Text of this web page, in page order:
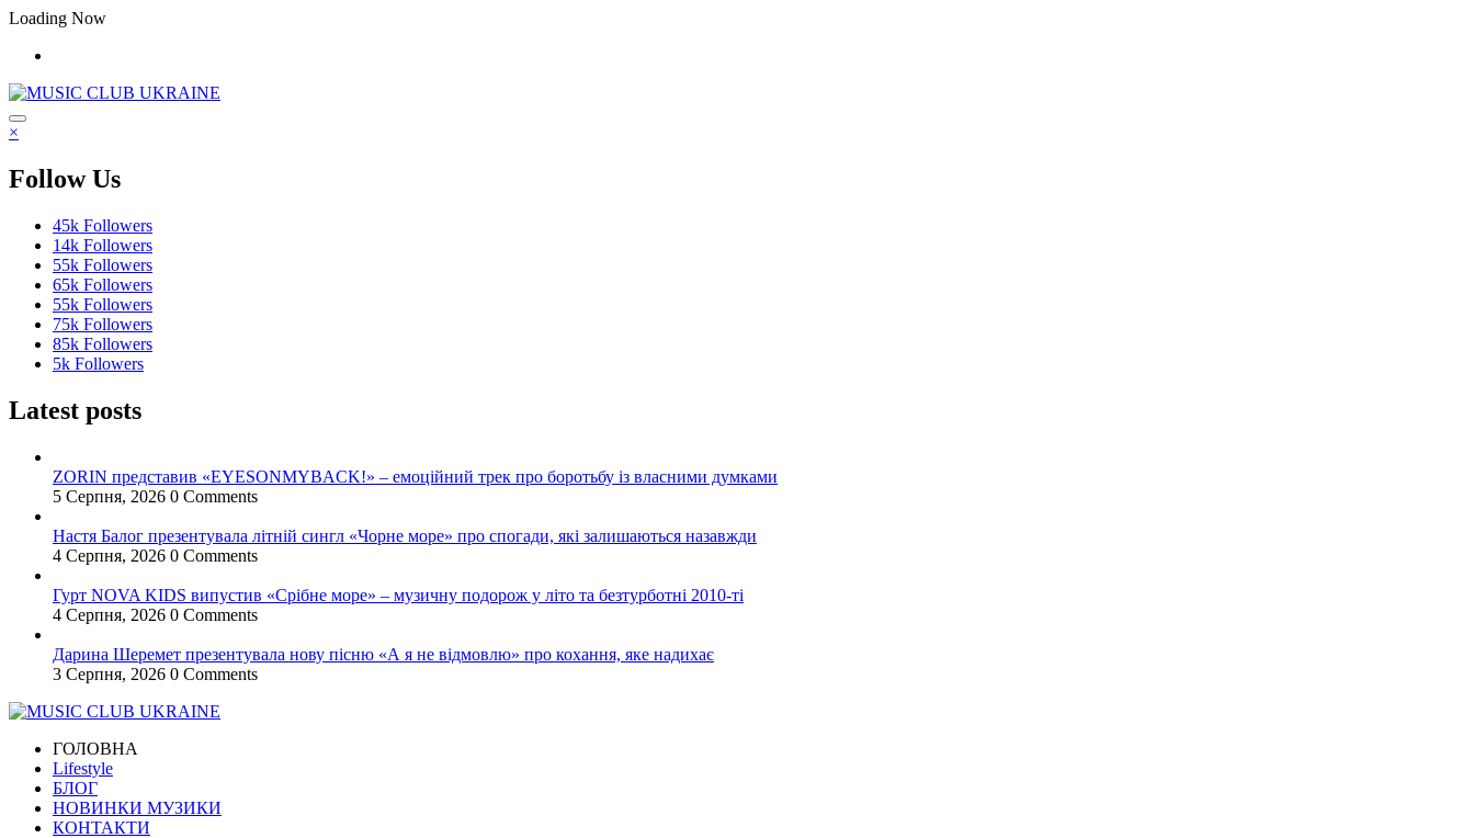
Перейти
контенту
Loading Now
×
Follow Us
45k Followers
14k Followers
55k Followers
65k Followers
55k Followers
75k Followers
85k Followers
5k Followers
Latest posts
ZORIN представив «EYESONMYBACK!» – емоційний трек про боротьбу із власними думками
5 Серпня, 2026 0 Comments
Настя Балог презентувала літній сингл «Чорне море» про спогади, які залишаються назавжди
4 Серпня, 2026 0 Comments
Гурт NOVA KIDS випустив «Срібне море» – музичну подорож у літо та безтурботні 2010-ті
4 Серпня, 2026 0 Comments
Дарина Шеремет презентувала нову пісню «А я не відмовлю» про кохання, яке надихає
3 Серпня, 2026 0 Comments
ГОЛОВНА
Lifestyle
БЛОГ
НОВИНКИ МУЗИКИ
КОНТАКТИ